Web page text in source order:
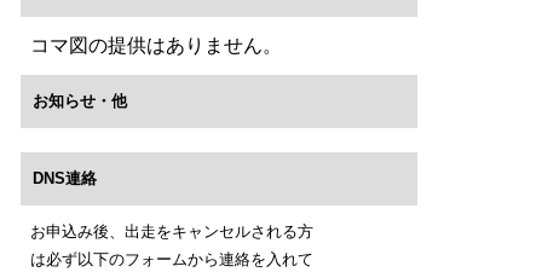
コマ図の提供はありません。
お知らせ・他
DNS連絡
お申込み後、出走をキャンセルされる方
は必ず以下のフォームから連絡を入れて